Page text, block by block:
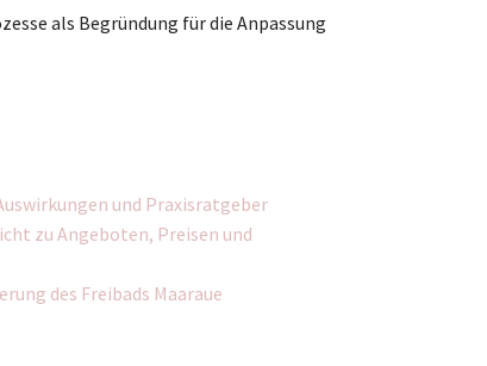
als Begründung für die Anpassung
und Praxisratgeber
zu Angeboten, Preisen und
des Freibads Maaraue